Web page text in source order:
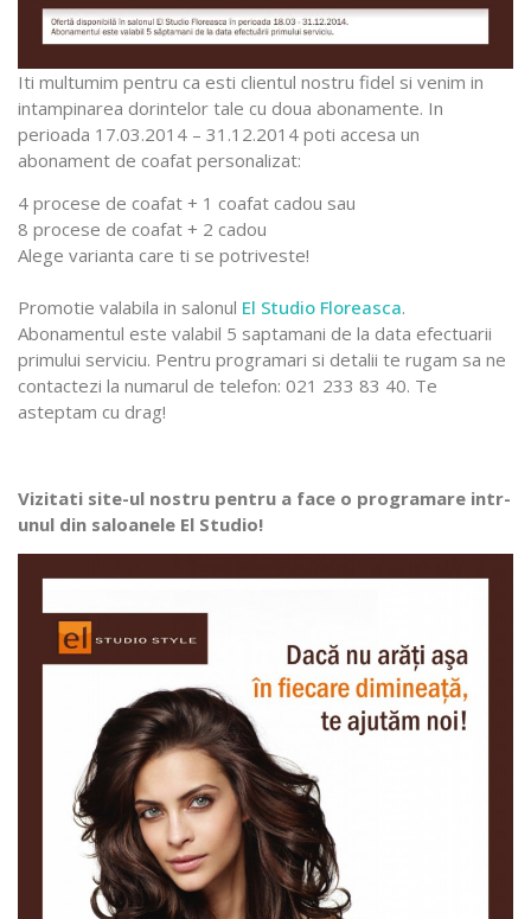
Iti multumim pentru ca esti clientul nostru fidel si venim in
intampinarea dorintelor tale cu doua abonamente. In
perioada 17.03.2014 – 31.12.2014 poti accesa un
abonament de coafat personalizat:
4 procese de coafat + 1 coafat cadou sau
8 procese de coafat + 2 cadou
Alege varianta care ti se potriveste!
Promotie valabila in salonul El Studio Floreasca.
Abonamentul este valabil 5 saptamani de la data efectuarii
primului serviciu. Pentru programari si detalii te rugam sa ne
contactezi la numarul de telefon: 021 233 83 40. Te
asteptam cu drag!
Vizitati site-ul nostru pentru a face o programare intr-
unul din saloanele El Studio!